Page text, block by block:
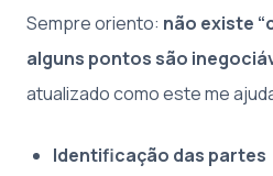
Sempre oriento: não existe
alguns pontos são
atualizado como este me
Identificação das partes